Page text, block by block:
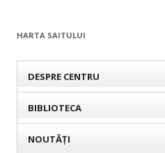
HARTA SAITULUI
DESPRE CENTRU
BIBLIOTECA
NOUTĂȚI